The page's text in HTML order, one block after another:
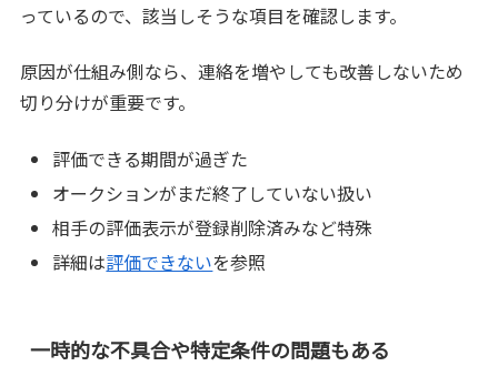
っているので、該当しそうな項目を確認します。
原因が仕組み側なら、連絡を増やしても改善しないため
切り分けが重要です。
評価できる期間が過ぎた
オークションがまだ終了していない扱い
相手の評価表示が登録削除済みなど特殊
詳細は評価できないを参照
一時的な不具合や特定条件の問題もある